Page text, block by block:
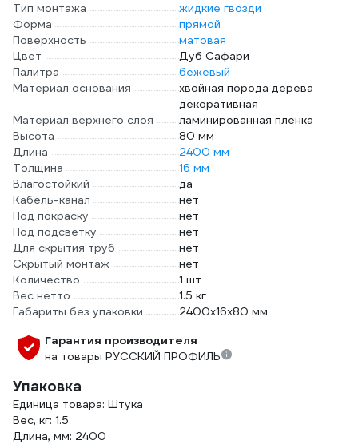
Тип монтажа
жидкие гвозди
Форма
прямой
Поверхность
матовая
Цвет
Дуб Сафари
Палитра
бежевый
Материал основания
хвойная порода дерева
Материал верхнего слоя
декоративная
ламинированная пленка
Высота
80 мм
Длина
2400 мм
Толщина
16 мм
Влагостойкий
да
Кабель-канал
нет
Под покраску
нет
Под подсветку
нет
Для скрытия труб
нет
Скрытый монтаж
нет
Количество
1 шт
Вес нетто
1.5 кг
Габариты без упаковки
2400х16х80 мм
Гарантия производителя
на товары РУССКИЙ ПРОФИЛЬ
Упаковка
Единица товара: Штука
Вес, кг: 1.5
Длина, мм: 2400